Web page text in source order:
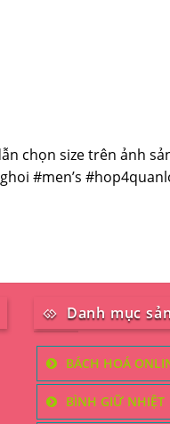
chọn size trên ảnh
#men’s
Danh mục
BÁCH HOÁ
BÌNH GIỮ NHIỆT